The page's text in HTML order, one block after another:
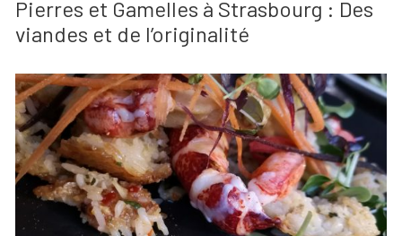
Pierres et Gamelles à Strasbourg : Des
viandes et de l’originalité